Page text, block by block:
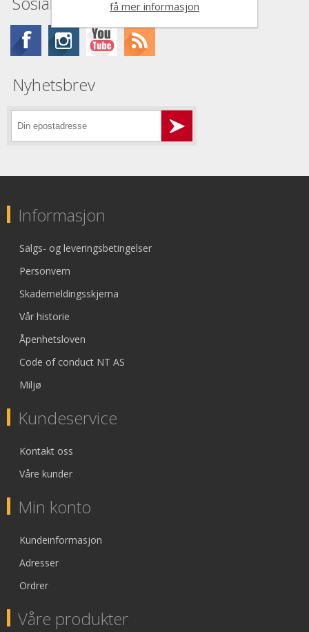
Nyhetsbrev
Informasjon
Salgs- og leveringsbetingelser
Personvern
Skademeldingsskjema
Vår historie
Åpenhetsloven
Code of conduct NT AS
Miljø
Kundeservice
Kontakt oss
Våre kunder
Min konto
Kundeinformasjon
Adresser
Ordrer
Våre produkter
få mer informasjon